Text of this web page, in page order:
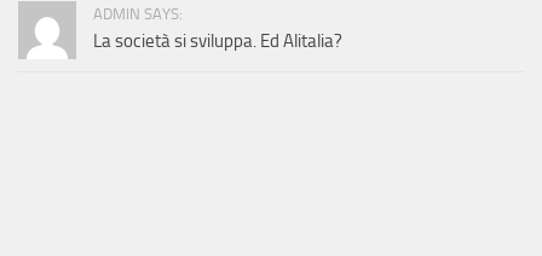
ADMIN SAYS:
La società si sviluppa. Ed Alitalia?